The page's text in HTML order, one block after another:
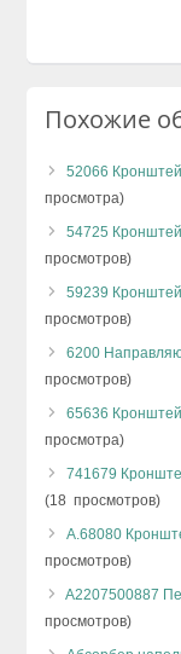
Похожие
52066
просмотра)
54725
просмотров)
59239
просмотров)
6200
просмотров)
65636
просмотра)
741679
(18 просмотров)
А.68080
просмотров)
A2207500887
просмотров)